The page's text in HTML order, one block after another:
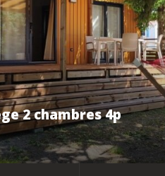
2 chambres 4p